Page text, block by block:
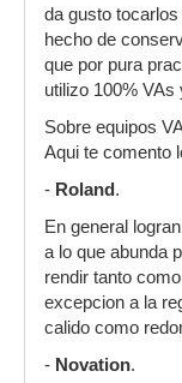
da gusto
hecho de
que por pura
utilizo 100%
Sobre equipos
Aqui te comento
- Roland .
En general
a lo que abunda
rendir tanto
excepcion a la
calido como
- Novation.